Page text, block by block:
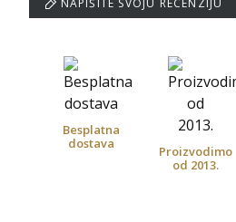
Besplatna
dostava
Proizvodimo
od 2013.